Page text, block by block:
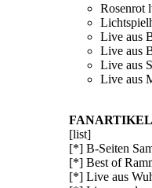
Rosenrot
Live aus
Live aus
Live aus
Live aus
[list]
[*] B-Seiten
[*] Best of
[*] Live aus